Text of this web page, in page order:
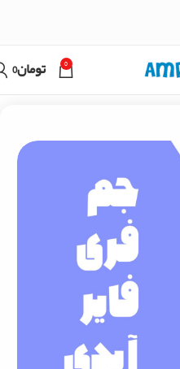
0 تومان0